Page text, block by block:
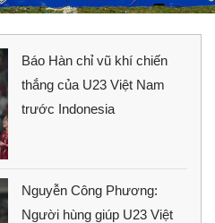
Báo Hàn chỉ vũ khí chiến
thắng của U23 Việt Nam
trước Indonesia
Nguyễn Công Phương:
Người hùng giúp U23 Việt